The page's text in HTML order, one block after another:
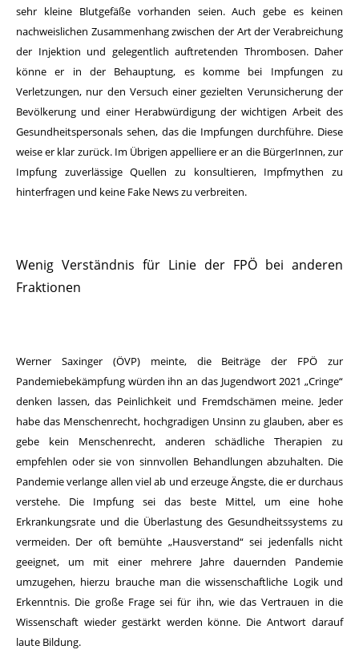
sehr kleine Blutgefäße vorhanden seien. Auch gebe es keinen
nachweislichen Zusammenhang zwischen der Art der Verabreichung
der Injektion und gelegentlich auftretenden Thrombosen. Daher
könne er in der Behauptung, es komme bei Impfungen zu
Verletzungen, nur den Versuch einer gezielten Verunsicherung der
Bevölkerung und einer Herabwürdigung der wichtigen Arbeit des
Gesundheitspersonals sehen, das die Impfungen durchführe. Diese
weise er klar zurück. Im Übrigen appelliere er an die BürgerInnen, zur
Impfung zuverlässige Quellen zu konsultieren, Impfmythen zu
hinterfragen und keine Fake News zu verbreiten.
Wenig Verständnis für Linie der FPÖ bei anderen
Fraktionen
Werner Saxinger (ÖVP) meinte, die Beiträge der FPÖ zur
Pandemiebekämpfung würden ihn an das Jugendwort 2021 „Cringe“
denken lassen, das Peinlichkeit und Fremdschämen meine. Jeder
habe das Menschenrecht, hochgradigen Unsinn zu glauben, aber es
gebe kein Menschenrecht, anderen schädliche Therapien zu
empfehlen oder sie von sinnvollen Behandlungen abzuhalten. Die
Pandemie verlange allen viel ab und erzeuge Ängste, die er durchaus
verstehe. Die Impfung sei das beste Mittel, um eine hohe
Erkrankungsrate und die Überlastung des Gesundheitssystems zu
vermeiden. Der oft bemühte „Hausverstand“ sei jedenfalls nicht
geeignet, um mit einer mehrere Jahre dauernden Pandemie
umzugehen, hierzu brauche man die wissenschaftliche Logik und
Erkenntnis. Die große Frage sei für ihn, wie das Vertrauen in die
Wissenschaft wieder gestärkt werden könne. Die Antwort darauf
laute Bildung.